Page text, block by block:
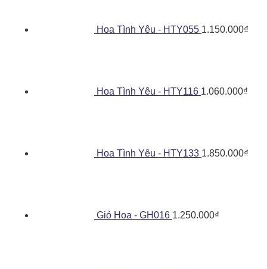
Hoa Tình Yêu - HTY055 1.150.000₫
Hoa Tình Yêu - HTY116 1.060.000₫
Hoa Tình Yêu - HTY133 1.850.000₫
Giỏ Hoa - GH016 1.250.000₫